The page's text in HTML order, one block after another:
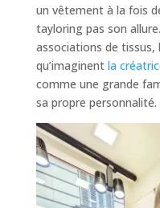
un vêtement à la fois
tayloring pas son
associations de
qu’imaginent la
comme une grande
sa propre personnalité.